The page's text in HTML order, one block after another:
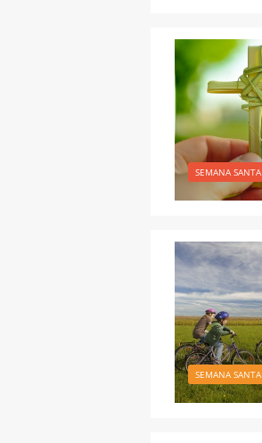
SEMANA SANTA
SEMANA SANTA